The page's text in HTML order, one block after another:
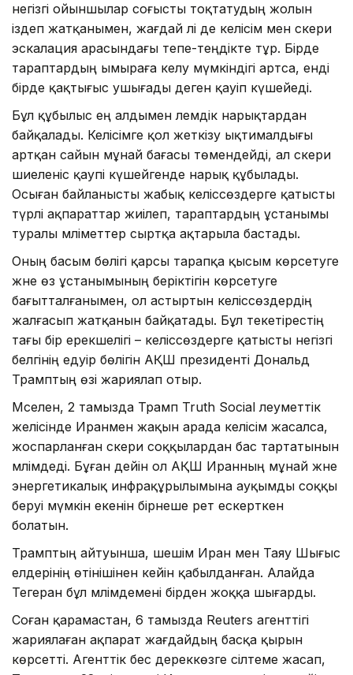
негізгі ойыншылар соғысты тоқтатудың жолын
іздеп жатқанымен, жағдай әлі де келісім мен әскери
эскалация арасындағы тепе-теңдікте тұр. Бірде
тараптардың ымыраға келу мүмкіндігі артса, енді
бірде қақтығыс ушығады деген қауіп күшейеді.
Бұл құбылыс ең алдымен әлемдік нарықтардан
байқалады. Келісімге қол жеткізу ықтималдығы
артқан сайын мұнай бағасы төмендейді, ал әскери
шиеленіс қаупі күшейгенде нарық құбылады.
Осыған байланысты жабық келіссөздерге қатысты
түрлі ақпараттар жиілеп, тараптардың ұстанымы
туралы мәліметтер сыртқа ақтарыла бастады.
Оның басым бөлігі қарсы тарапқа қысым көрсетуге
және өз ұстанымының беріктігін көрсетуге
бағытталғанымен, ол астыртын келіссөздердің
жалғасып жатқанын байқатады. Бұл текетірестің
тағы бір ерекшелігі – келіссөздерге қатысты негізгі
белгінің едәуір бөлігін АҚШ президенті Дональд
Трамптың өзі жариялап отыр.
Мәселен, 2 тамызда Трамп Truth Social әлеуметтік
желісінде Иранмен жақын арада келісім жасалса,
жоспарланған әскери соққылардан бас тартатынын
мәлімдеді. Бұған дейін ол АҚШ Иранның мұнай және
энергетикалық инфрақұрылымына ауқымды соққы
беруі мүмкін екенін бірнеше рет ескерткен
болатын.
Трамптың айтуынша, шешім Иран мен Таяу Шығыс
елдерінің өтінішінен кейін қабылданған. Алайда
Тегеран бұл мәлімдемені бірден жоққа шығарды.
Соған қарамастан, 6 тамызда Reuters агенттігі
жариялаған ақпарат жағдайдың басқа қырын
көрсетті. Агенттік бес дереккөзге сілтеме жасап,